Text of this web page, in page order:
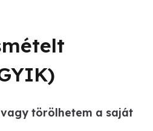
vagy törölhetem a saját